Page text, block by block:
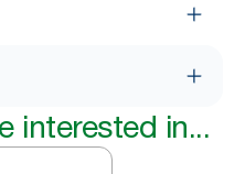
interested in...